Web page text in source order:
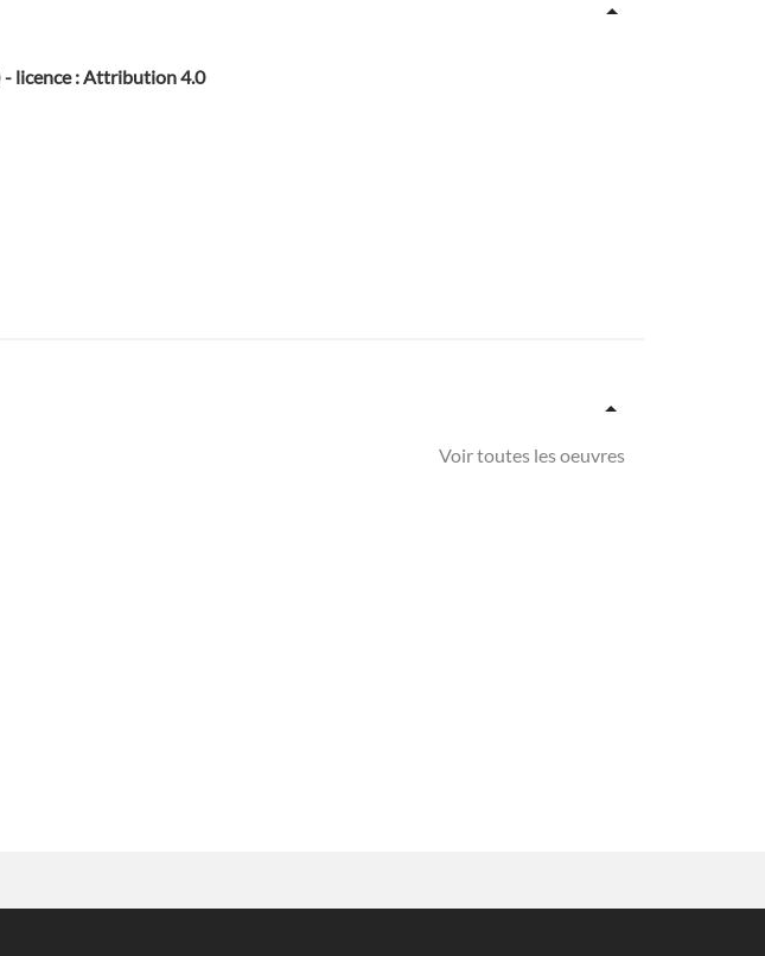
licence : Attribution 4.0
Voir toutes les oeuvres